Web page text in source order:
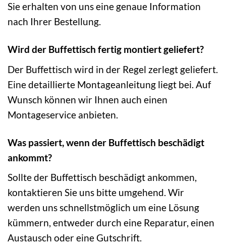
Sie erhalten von uns eine genaue Information
nach Ihrer Bestellung.
Wird der Buffettisch fertig montiert geliefert?
Der Buffettisch wird in der Regel zerlegt geliefert.
Eine detaillierte Montageanleitung liegt bei. Auf
Wunsch können wir Ihnen auch einen
Montageservice anbieten.
Was passiert, wenn der Buffettisch beschädigt
ankommt?
Sollte der Buffettisch beschädigt ankommen,
kontaktieren Sie uns bitte umgehend. Wir
werden uns schnellstmöglich um eine Lösung
kümmern, entweder durch eine Reparatur, einen
Austausch oder eine Gutschrift.